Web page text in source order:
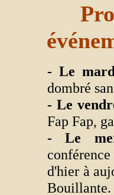
- Le
dombré
- Le
Fap Fap,
- Le
d'hier à